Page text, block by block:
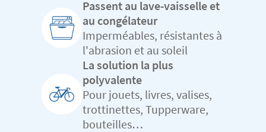
Passent au lave-vaisselle et
au congélateur
Imperméables, résistantes à
l'abrasion et au soleil
La solution la plus
polyvalente
Pour jouets, livres, valises,
trottinettes, Tupperware,
bouteilles…